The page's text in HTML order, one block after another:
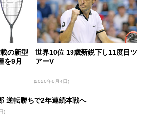
の新型
を9月
世界10位 19歳新鋭下し11度目ツ
アーV
(2026年8月4日)
逆転勝ちで2年連続本戦へ
)